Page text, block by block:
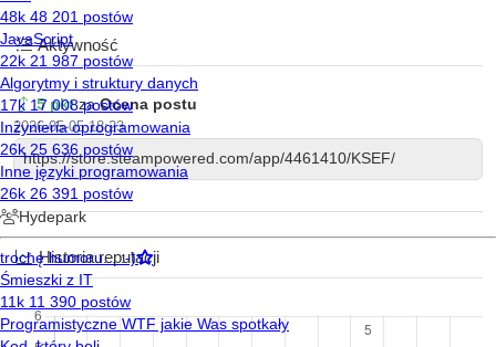
Aktywność
5 pktzaOcena postu
2026-05-05 18:23
https://store.steampowered.com/app/4461410/KSEF/
Historia reputacji